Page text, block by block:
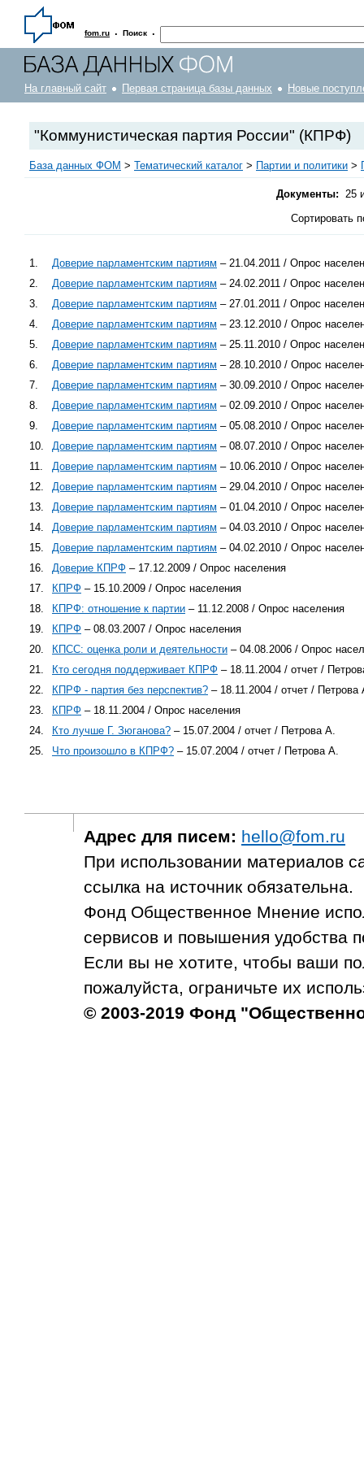
fom.ru · Поиск ·
На главный сайт Первая страница базы данных Новые
"Коммунистическая партия России" (КПРФ)
База данных ФОМ > Тематический каталог > Партии и политики >
Документы:
25
Сортировать
1. Доверие парламентским партиям – 21.04.2011 / Опрос
2.
Доверие парламентским партиям – 24.02.2011 / Опрос
3.
Доверие парламентским партиям – 27.01.2011 / Опрос
4.
Доверие парламентским партиям – 23.12.2010 / Опрос
5.
Доверие парламентским партиям – 25.11.2010 / Опрос
6.
Доверие парламентским партиям – 28.10.2010 / Опрос
7.
Доверие парламентским партиям – 30.09.2010 / Опрос
8.
Доверие парламентским партиям – 02.09.2010 / Опрос
9.
Доверие парламентским партиям – 05.08.2010 / Опрос
10.
Доверие парламентским партиям – 08.07.2010 / Опрос
11.
Доверие парламентским партиям – 10.06.2010 / Опрос
12.
Доверие парламентским партиям – 29.04.2010 / Опрос
13.
Доверие парламентским партиям – 01.04.2010 / Опрос
14.
Доверие парламентским партиям – 04.03.2010 / Опрос
15.
Доверие парламентским партиям – 04.02.2010 / Опрос
16.
Доверие КПРФ – 17.12.2009 / Опрос населения
17.
КПРФ – 15.10.2009 / Опрос населения
18.
КПРФ: отношение к партии – 11.12.2008 / Опрос населения
19.
КПРФ – 08.03.2007 / Опрос населения
20.
КПСС: оценка роли и деятельности – 04.08.2006 / Опрос
21.
Кто сегодня поддерживает КПРФ – 18.11.2004 / отчет /
22.
КПРФ - партия без перспектив? – 18.11.2004 / отчет / Петрова
23.
КПРФ – 18.11.2004 / Опрос населения
24.
Кто лучше Г. Зюганова? – 15.07.2004 / отчет / Петрова А.
25.
Что произошло в КПРФ? – 15.07.2004 / отчет / Петрова А.
Адрес для писем: hello@fom.ru
При использовании материалов
ссылка на источник обязательна.
Фонд Общественное Мнение
сервисов и повышения удобства
Если вы не хотите, чтобы ваши
пожалуйста, ограничьте их
© 2003-2019 Фонд